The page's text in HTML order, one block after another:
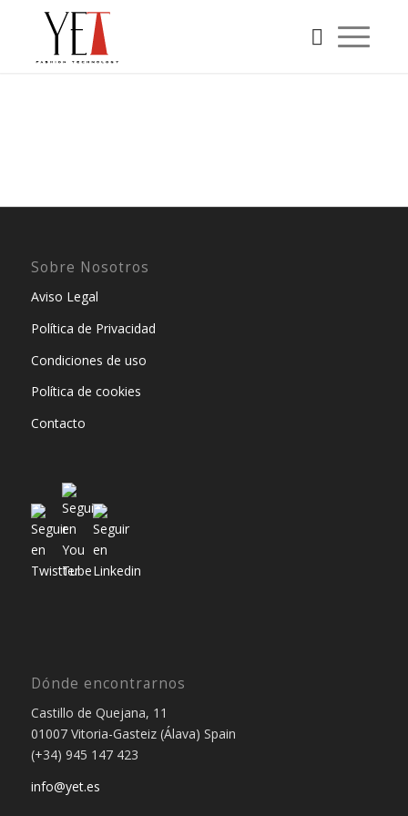
Sobre Nosotros
Aviso Legal
Política de Privacidad
Condiciones de uso
Política de cookies
Contacto
Dónde encontrarnos
Castillo de Quejana, 11
01007 Vitoria-Gasteiz (Álava) Spain
(+34) 945 147 423
info@yet.es